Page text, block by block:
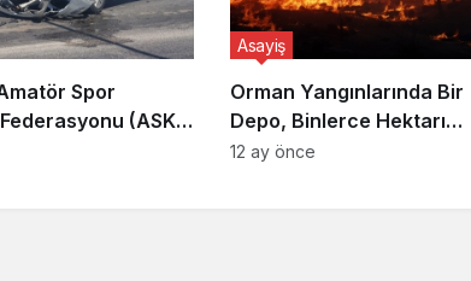
Spor
(ASKF)
Zımba,
Orman Yangınlarında Bir
Depo, Binlerce Hektarı
Kurtarabilir
Asayiş
12 ay önce